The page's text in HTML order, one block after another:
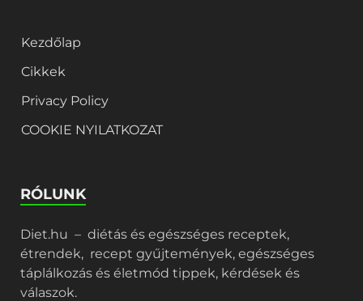
Kezdőlap
Cikkek
Privacy Policy
COOKIE NYILATKOZAT
RÓLUNK
Diet.hu – diétás és egészséges receptek,
étrendek, recept gyűjtemények, egészséges
táplálkozás és életmód tippek, kérdések és
válaszok.